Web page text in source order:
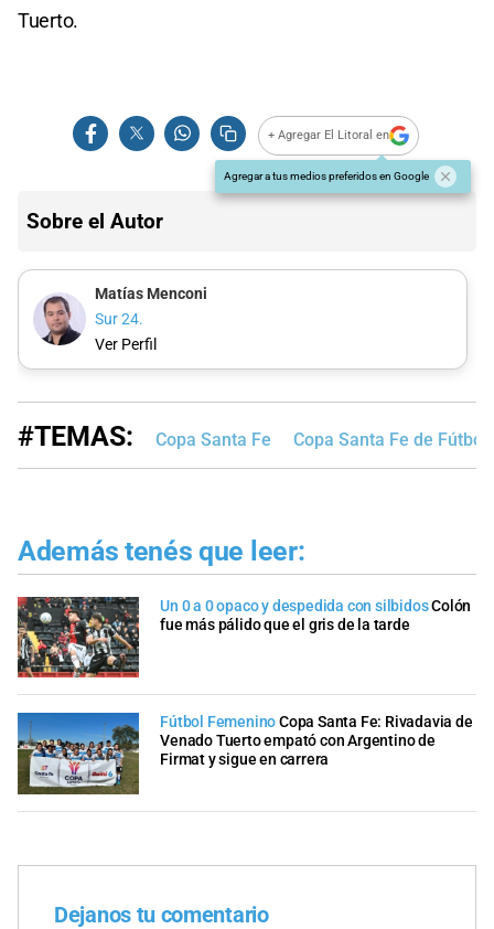
Tuerto.
+ Agregar El Litoral en
Agregar a tus medios preferidos en Google
Sobre el Autor
Matías Menconi
Sur 24.
Ver Perfil
#TEMAS: Copa Santa Fe Copa Santa Fe de Fútbol
Además tenés que leer:
Un 0 a 0 opaco y despedida con silbidosColón
fue más pálido que el gris de la tarde
Fútbol FemeninoCopa Santa Fe: Rivadavia de
Venado Tuerto empató con Argentino de
Firmat y sigue en carrera
Dejanos tu comentario